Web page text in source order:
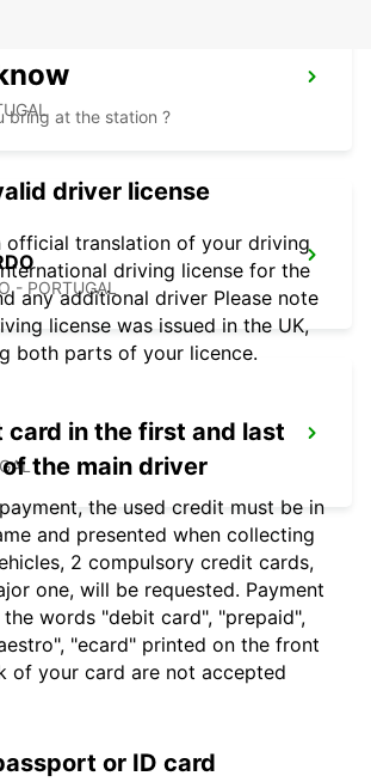
- PORTUGAL
bring at the station ?
driver license
official translation of your driving
driving license for the
any additional driver Please note
license was issued in the UK,
both parts of your licence.
card in the first and last
the main driver
the used credit must be in
and presented when collecting
2 compulsory credit cards,
one, will be requested. Payment
words "debit card", "prepaid",
"ecard" printed on the front
of your card are not accepted
or ID card